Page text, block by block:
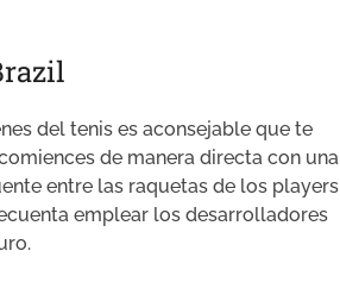
del tenis es aconsejable que te
de manera directa con una
entre las raquetas de los players
emplear los desarrolladores